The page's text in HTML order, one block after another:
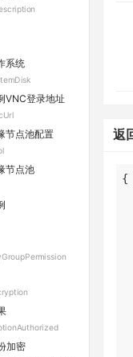
系统
VNC登录地址
节点池配置
节点池
加密
返